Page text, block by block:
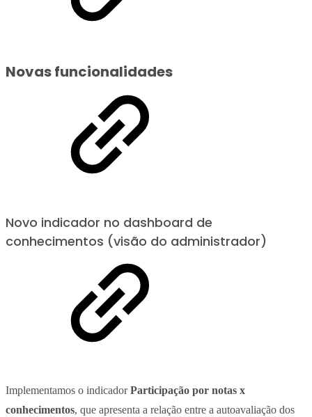
Novas funcionalidades
Novo indicador no dashboard de
conhecimentos (visão do administrador)
Implementamos o indicadorParticipação por notas x
conhecimentos, que apresenta a relação entre a autoavaliação dos